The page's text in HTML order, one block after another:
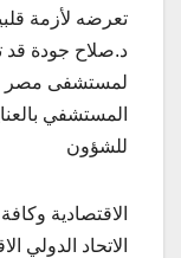
تعرضه لأزمة
د.صلاح جودة قد
لمستشفى مصر
المستشفي
للشؤون
الاقتصادية
الاتحاد الدولي